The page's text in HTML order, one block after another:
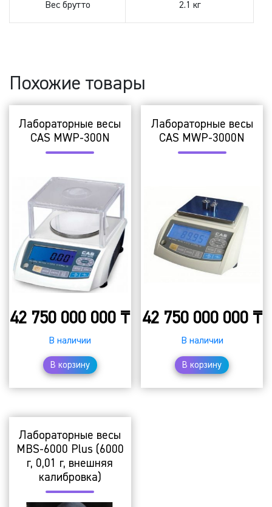
Вес брутто 2.1 кг
Похожие товары
Лабораторные весы
CAS MWP-300N
42 750 000 000 ₸
В наличии
В корзину
Лабораторные весы
CAS MWP-3000N
42 750 000 000 ₸
В наличии
В корзину
Лабораторные весы
MBS-6000 Plus (6000
г, 0,01 г, внешняя
калибровка)